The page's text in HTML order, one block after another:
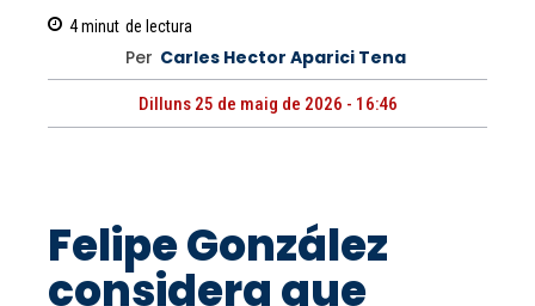
4minut de lectura
Per Carles Hector Aparici Tena
Dilluns 25 de maig de 2026 - 16:46
Felipe González
considera que